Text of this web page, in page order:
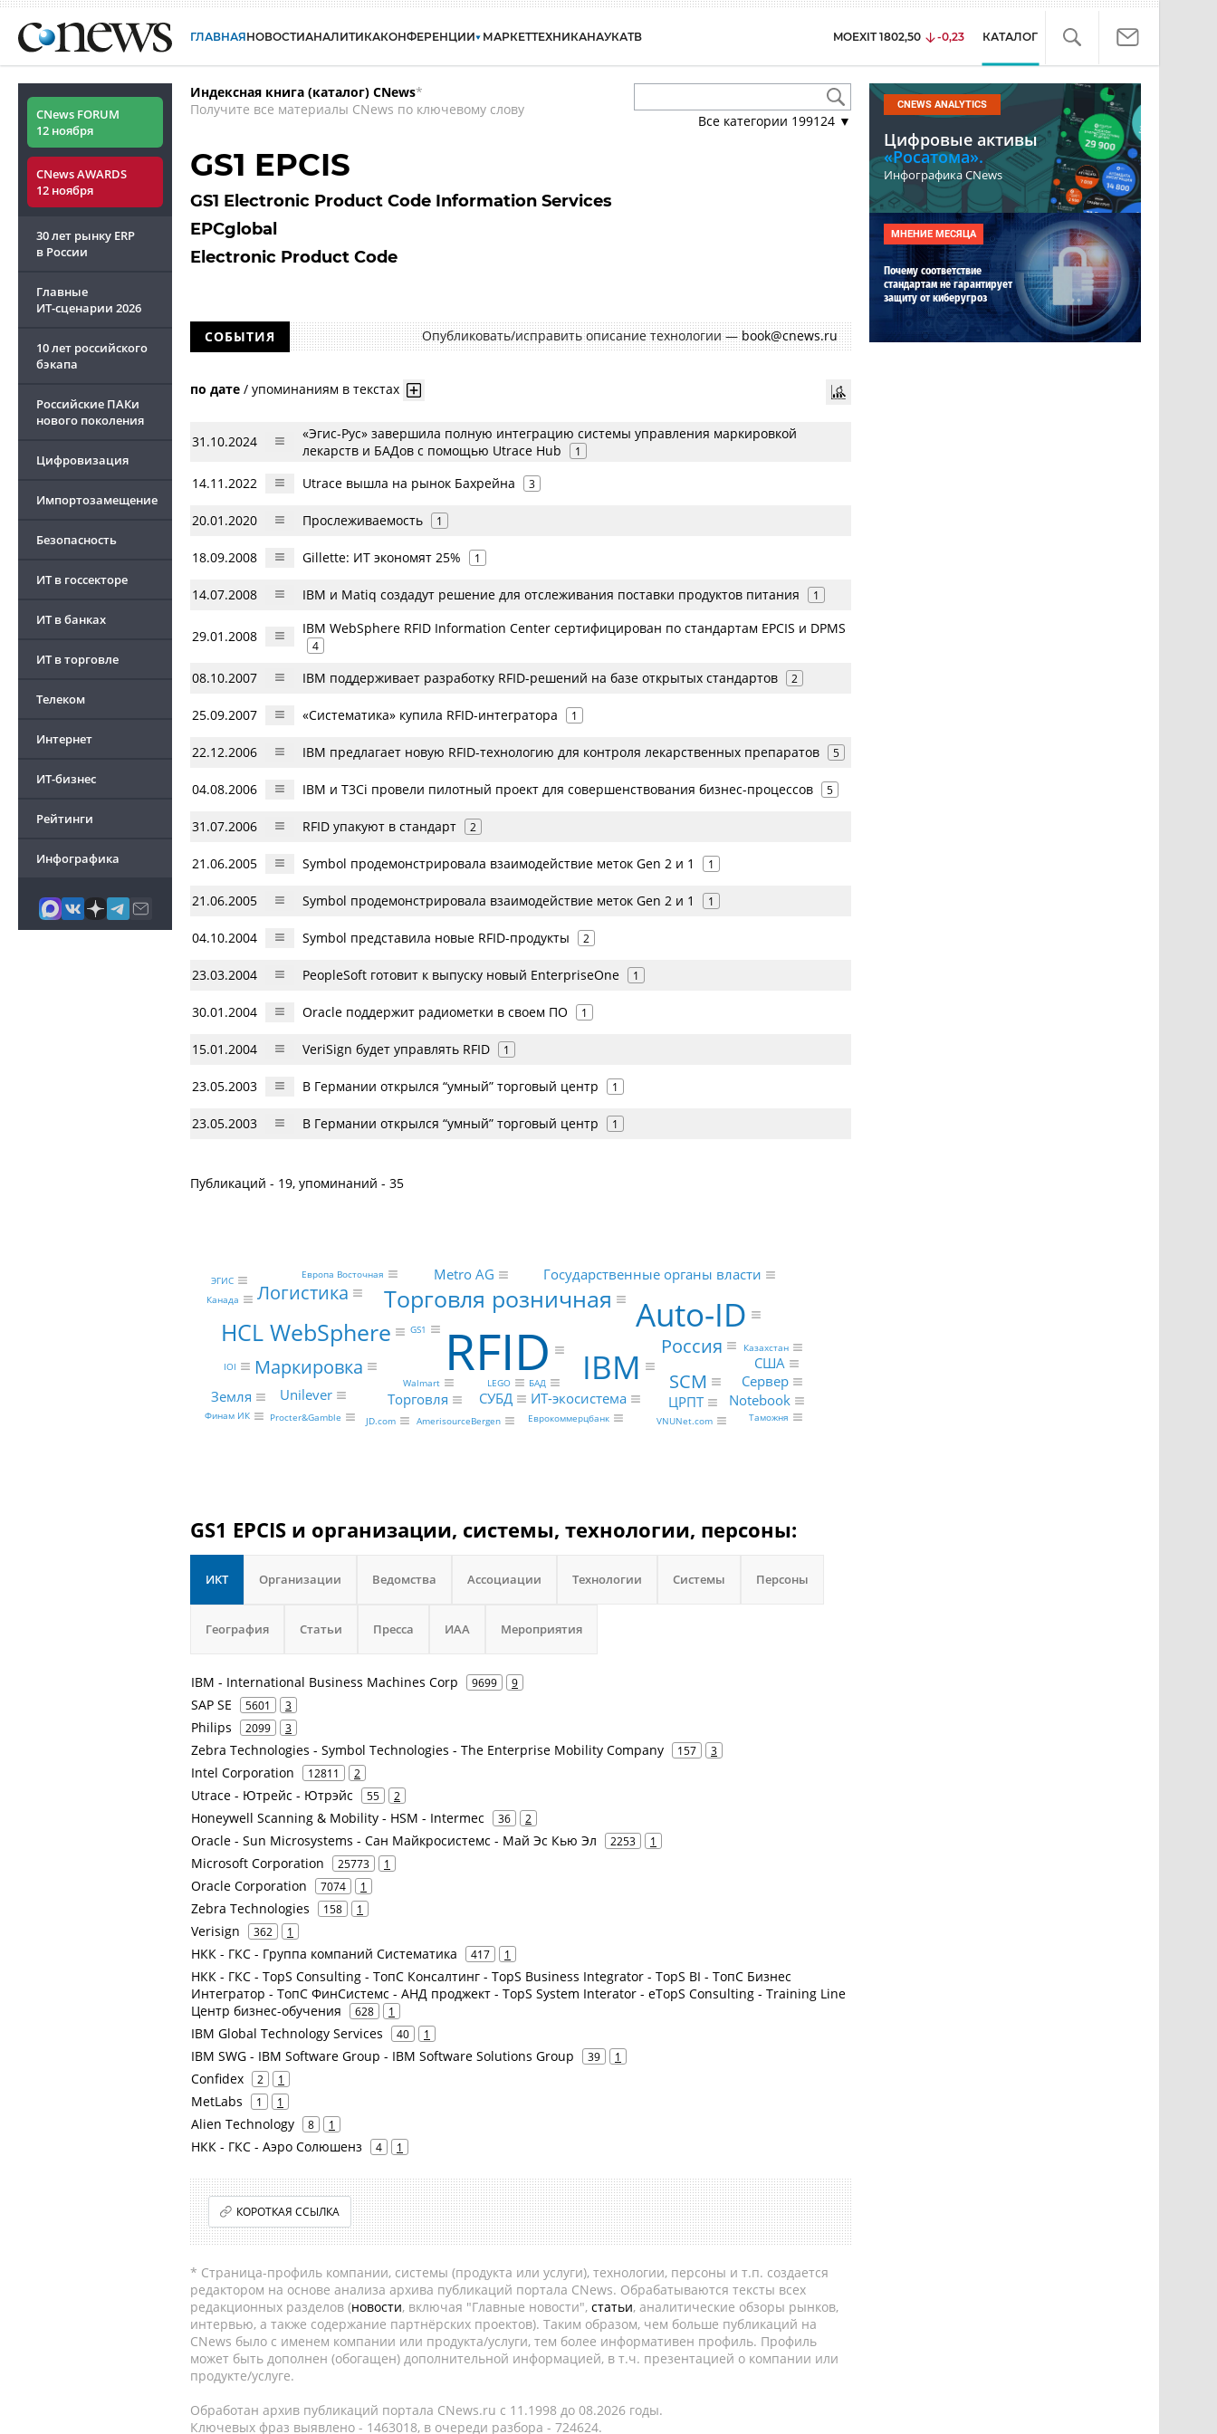
ГЛАВНАЯНОВОСТИАНАЛИТИКАКОНФЕРЕНЦИИ МАРКЕТТЕХНИКАНАУКАТВ MOEXIT 1802,50 -0,23 КАТАЛОГ
CNews FORUM
12 ноября
CNews AWARDS
12 ноября
30 лет рынку ERP
в России
Главные
ИТ-сценарии 2026
10 лет российского
бэкапа
Российские ПАКи
нового поколения
Цифровизация
Импортозамещение
Безопасность
ИТ в госсекторе
ИТ в банках
ИТ в торговле
Телеком
Интернет
ИТ-бизнес
Рейтинги
Инфографика
Индексная книга (каталог) CNews*
Получите все материалы CNews по ключевому слову
Все категории 199124 ▼
GS1 EPCIS
GS1 Electronic Product Code Information Services
EPCglobal
Electronic Product Code
СОБЫТИЯ Опубликовать/исправить описание технологии —book@cnews.ru
по дате / упоминаниям в текстах
31.10.2024
«Эгис-Рус» завершила полную интеграцию системы управления маркировкой
лекарств и БАДов с помощью Utrace Hub
1
14.11.2022 Utrace вышла на рынок Бахрейна 3
20.01.2020 Прослеживаемость 1
18.09.2008 Gillette: ИТ экономят 25% 1
14.07.2008 IBM и Matiq создадут решение для отслеживания поставки продуктов питания 1
29.01.2008 IBM WebSphere RFID Information Center сертифицирован по стандартам EPCIS и DPMS
4
08.10.2007 IBM поддерживает разработку RFID-решений на базе открытых стандартов 2
25.09.2007 «Систематика» купила RFID-интегратора 1
22.12.2006 IBM предлагает новую RFID-технологию для контроля лекарственных препаратов 5
04.08.2006 IBM и T3Ci провели пилотный проект для совершенствования бизнес-процессов 5
31.07.2006 RFID упакуют в стандарт 2
21.06.2005 Symbol продемонстрировала взаимодействие меток Gen 2 и 1 1
21.06.2005 Symbol продемонстрировала взаимодействие меток Gen 2 и 1 1
04.10.2004 Symbol представила новые RFID-продукты 2
23.03.2004 PeopleSoft готовит к выпуску новый EnterpriseOne 1
30.01.2004 Oracle поддержит радиометки в своем ПО 1
15.01.2004 VeriSign будет управлять RFID 1
23.05.2003 В Германии открылся “умный” торговый центр 1
23.05.2003 В Германии открылся “умный” торговый центр 1
Публикаций - 19, упоминаний - 35
RFID IBM
Auto-ID
Торговля розничная
HCL WebSphere
SCM
Логистика
Маркировка
Россия
Unilever Торговля СУБД ИТ-экосистема Notebook
ЦРПТ
Сервер
США
Государственные органы власти
Metro AG
Земля
Walmart
Финам ИК Procter&Gamble
LEGO
JD.com AmerisourceBergen Еврокоммерцбанк
ЭГИС
Таможня
GS1
Казахстан
Европа Восточная
Канада
БАД
VNUNet.com
IOI
GS1 EPCIS и организации, системы, технологии, персоны:
ИКТ Организации Ведомства Ассоциации Технологии Системы Персоны
География Статьи Пресса ИАА Мероприятия
IBM - International Business Machines Corp 9699 9
SAP SE 5601 3
Philips 2099 3
Zebra Technologies - Symbol Technologies - The Enterprise Mobility Company 157 3
Intel Corporation 12811 2
Utrace - Ютрейс - Ютрэйс 55 2
Honeywell Scanning & Mobility - HSM - Intermec 36 2
Oracle - Sun Microsystems - Сан Майкросистемс - Май Эс Кью Эл 2253 1
Microsoft Corporation 25773 1
Oracle Corporation 7074 1
Zebra Technologies 158 1
Verisign 362 1
НКК - ГКС - Группа компаний Систематика 417 1
НКК - ГКС - TopS Consulting - ТопС Консалтинг - TopS Business Integrator - TopS BI - ТопС Бизнес
Интегратор - ТопС ФинСистемс - АНД проджект - TopS System Interator - eTopS Consulting - Training Line
Центр бизнес-обучения
628 1
IBM Global Technology Services 40 1
IBM SWG - IBM Software Group - IBM Software Solutions Group 39 1
Confidex 2 1
MetLabs 1 1
Alien Technology 8 1
НКК - ГКС - Аэро Солюшенз 4 1
КОРОТКАЯ ССЫЛКА
* Страница-профиль компании, системы (продукта или услуги), технологии, персоны и т.п. создается
редактором на основе анализа архива публикаций портала CNews. Обрабатываются тексты всех
редакционных разделов (новости, включая "Главные новости", статьи, аналитические обзоры рынков,
интервью, а также содержание партнёрских проектов). Таким образом, чем больше публикаций на
CNews было с именем компании или продукта/услуги, тем более информативен профиль. Профиль
может быть дополнен (обогащен) дополнительной информацией, в т.ч. презентацией о компании или
продукте/услуге.
Обработан архив публикаций портала CNews.ru c 11.1998 до 08.2026 годы.
Ключевых фраз выявлено - 1463018, в очереди разбора - 724624.
CNEWS ANALYTICS
Цифровые активы
«Росатома».
Инфографика CNews
МНЕНИЕ МЕСЯЦА
Почему соответствие
стандартам не гарантирует
защиту от киберугроз